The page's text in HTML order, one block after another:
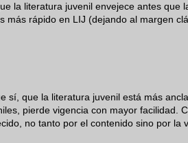
la literatura juvenil envejece antes que
más rápido en LIJ (dejando al margen
sí, que la literatura juvenil está más
pierde vigencia con mayor facilidad.
no tanto por el contenido sino por la